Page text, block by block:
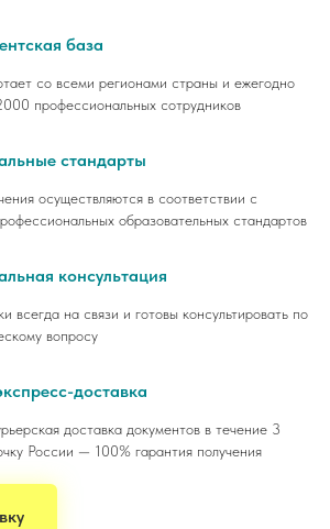
база
со всеми регионами страны и ежегодно
профессиональных сотрудников
стандарты
осуществляются в соответствии с
образовательных стандартов
консультация
всегда на связи и готовы консультировать по
вопросу
доставка
доставка документов в течение 3
России — 100% гарантия получения